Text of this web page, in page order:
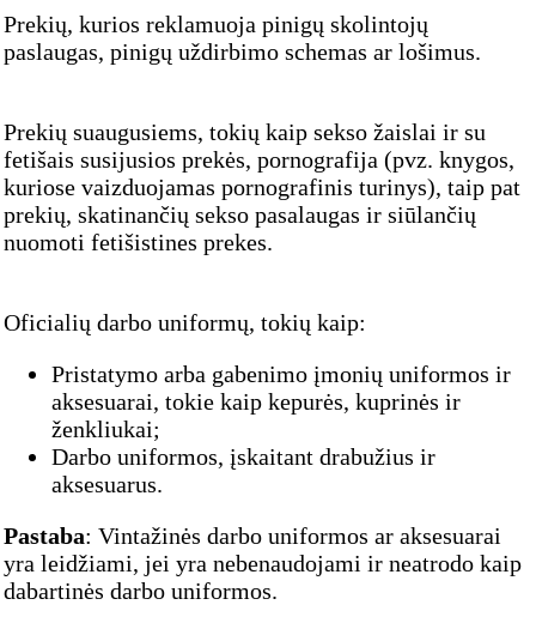
Prekių, kurios reklamuoja pinigų skolintojų
paslaugas, pinigų uždirbimo schemas ar lošimus.
Prekių suaugusiems, tokių kaip sekso žaislai ir su
fetišais susijusios prekės, pornografija (pvz. knygos,
kuriose vaizduojamas pornografinis turinys), taip pat
prekių, skatinančių sekso pasalaugas ir siūlančių
nuomoti fetišistines prekes.
Oficialių darbo uniformų, tokių kaip:
Pristatymo arba gabenimo įmonių uniformos ir
aksesuarai, tokie kaip kepurės, kuprinės ir
ženkliukai;
Darbo uniformos, įskaitant drabužius ir
aksesuarus.
Pastaba: Vintažinės darbo uniformos ar aksesuarai
yra leidžiami, jei yra nebenaudojami ir neatrodo kaip
dabartinės darbo uniformos.